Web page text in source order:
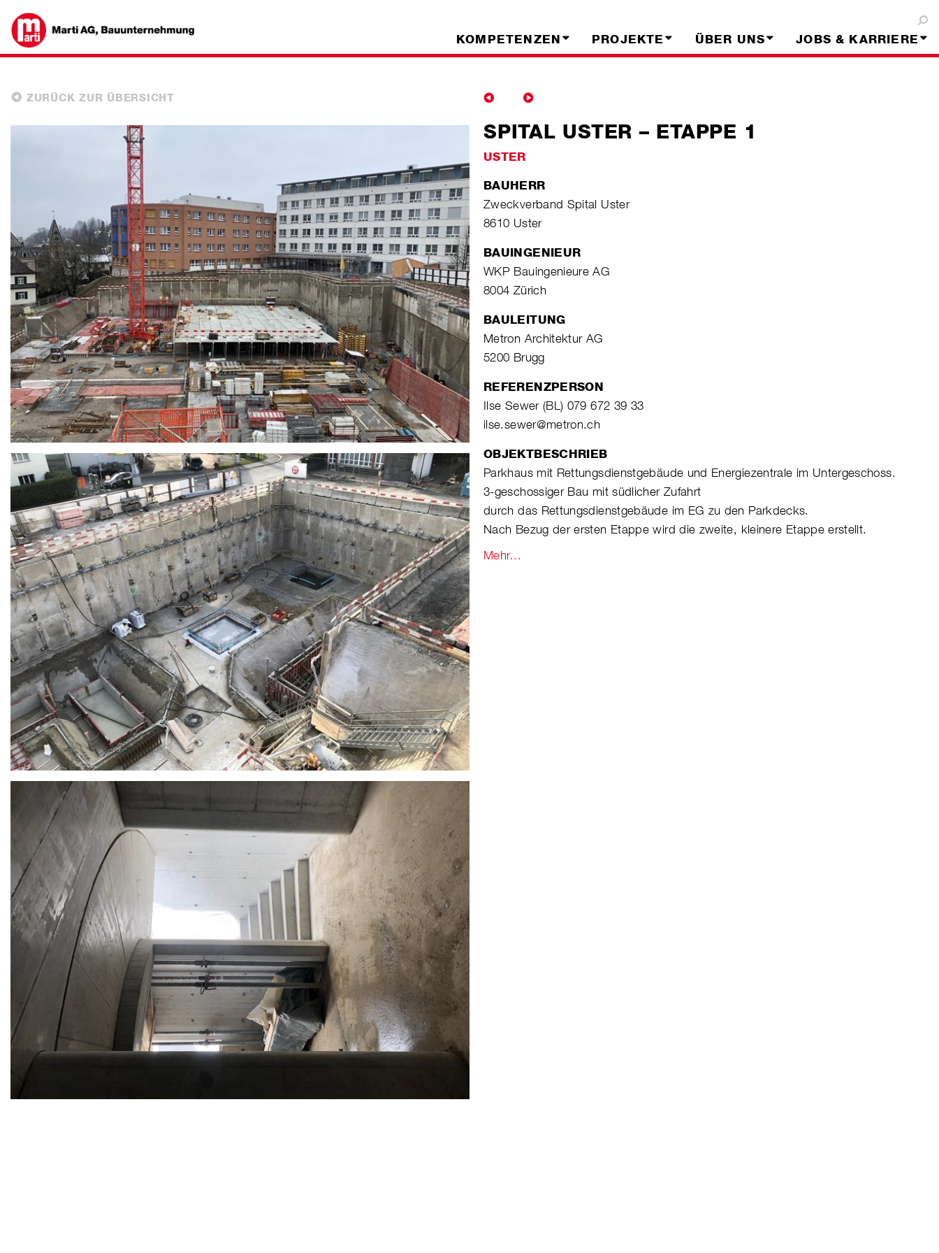
KOMPETENZEN PROJEKTE ÜBER UNS JOBS & KARRIERE
ZURÜCK ZUR ÜBERSICHT
SPITAL USTER – ETAPPE 1
USTER
BAUHERR
Zweckverband Spital Uster
8610 Uster
BAUINGENIEUR
WKP Bauingenieure AG
8004 Zürich
BAULEITUNG
Metron Architektur AG
5200 Brugg
REFERENZPERSON
Ilse Sewer (BL) 079 672 39 33
ilse.sewer@metron.ch
OBJEKTBESCHRIEB
Parkhaus mit Rettungsdienstgebäude und Energiezentrale im Untergeschoss.
3-geschossiger Bau mit südlicher Zufahrt
durch das Rettungsdienstgebäude im EG zu den Parkdecks.
Nach Bezug der ersten Etappe wird die zweite, kleinere Etappe erstellt.
Mehr…